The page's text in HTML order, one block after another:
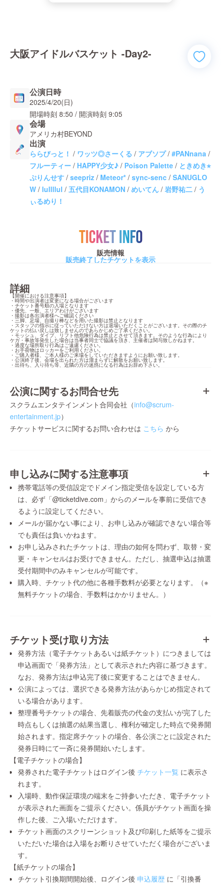
大阪アイドルバスケット -Day2-
公演日時
2025/4/20(日)
開場時刻 8:50 / 開演時刻 9:05
会場
アメリカ村BEYOND
出演
ららびっと！ / ワッツ◎さーくる / アブソプ/ #PANnana /
フルーティー / HAPPY少女♪ / Poison Palette / ときめき⭐︎
ぷりんせす / seepriz / Meteor* / sync-senc / SANUGLO
W / lullllul / 五代目KONAMON / めいてん / 岩野祐二 / う
ぃるめり！
TICKET INFO
販売情報
販売終了したチケットを表示
詳細
【開催における注意事項】
・時間や出演者は変更になる場合がございます
・チケット番号順の入場となります
・優先、一般、エリアわけがございます
・撮影は各出演者様へご確認ください
・三脚、足場、自撮り棒などを用いた撮影は禁止となります
・スタッフの指示に従っていただけない方は退場いただくことがございます。その際のチ
ケットの払い戻しは致しませんのであらかじめご了承ください。
・モッシュ、ダイブ、リフト他危険行為は禁止とさせて頂きます。そのような行為により
ケガ・事故等発生した場合は当事者同士で協議を頂き、主催者は関与致しかねます。
・過度な場所取り行為はご遠慮ください。
・お手荷物はロッカーをご利用ください。
・ご購入者様、ご本人様のご来場をしていただきますようにお願い致します。
・公演終了後、会場を出られた方は溜まらずに解散をお願い致します。
・出待ち、入り待ち等、近隣の方の迷惑になる行為はお辞め下さい。
公演に関するお問合せ先
スクラムエンタテインメント合同会社（info@scrum-
entertainment.jp）
チケットサービスに関するお問い合わせは こちら から
申し込みに関する注意事項
携帯電話等の受信設定でドメイン指定受信を設定している方
は、必ず「@ticketdive.com」からのメールを事前に受信でき
るように設定してください。
メールが届かない事により、お申し込みが確認できない場合等
でも責任は負いかねます。
お申し込みされたチケットは、理由の如何を問わず、取替・変
更・キャンセルはお受けできません。ただし、抽選申込は抽選
受付期間中のみキャンセルが可能です。
購入時、チケット代の他に各種手数料が必要となります。（※
無料チケットの場合、手数料はかかりません。）
チケット受け取り方法
発券方法（電子チケットあるいは紙チケット）につきましては
申込画面で「発券方法」として表示された内容に基づきます。
なお、発券方法は申込完了後に変更することはできません。
公演によっては、選択できる発券方法があらかじめ指定されて
いる場合があります。
整理番号チケットの場合、先着販売の代金の支払いが完了した
時点もしくは抽選の結果当選し、権利が確定した時点で発券開
始されます。指定席チケットの場合、各公演ごとに設定された
発券日時にて一斉に発券開始いたします。
【電子チケットの場合】
発券された電子チケットはログイン後 チケット一覧 に表示さ
れます。
入場時、動作保証環境の端末をご持参いただき、電子チケット
が表示された画面をご提示ください。係員がチケット画面を操
作した後、ご入場いただけます。
チケット画面のスクリーンショット及び印刷した紙等をご提示
いただいた場合は入場をお断りさせていただく場合がございま
す。
【紙チケットの場合】
チケット引換期間開始後、ログイン後 申込履歴 に「引換番